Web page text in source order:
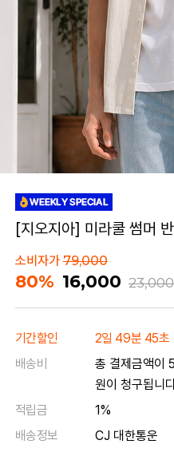
[지오지아] 미라쿨 썸머
소비자가79,000
80% 16,000 23,000
기간할인
2일 49분 45초
배송비
총 결제금액이
원이 청구됩니
적립금
1%
배송정보
CJ 대한통운